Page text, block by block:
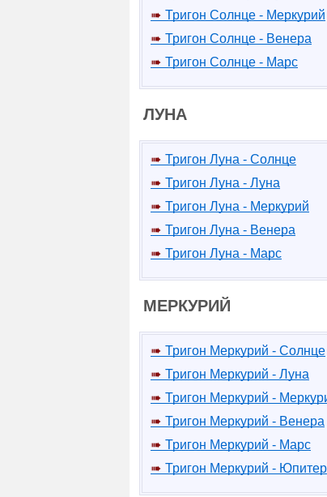
Тригон Солнце - Меркурий
Тригон Солнце - Венера
Тригон Солнце - Марс
ЛУНА
Тригон Луна - Солнце
Тригон Луна - Луна
Тригон Луна - Меркурий
Тригон Луна - Венера
Тригон Луна - Марс
МЕРКУРИЙ
Тригон Меркурий - Солнце
Тригон Меркурий - Луна
Тригон Меркурий -
Тригон Меркурий - Венера
Тригон Меркурий - Марс
Тригон Меркурий - Юпитер